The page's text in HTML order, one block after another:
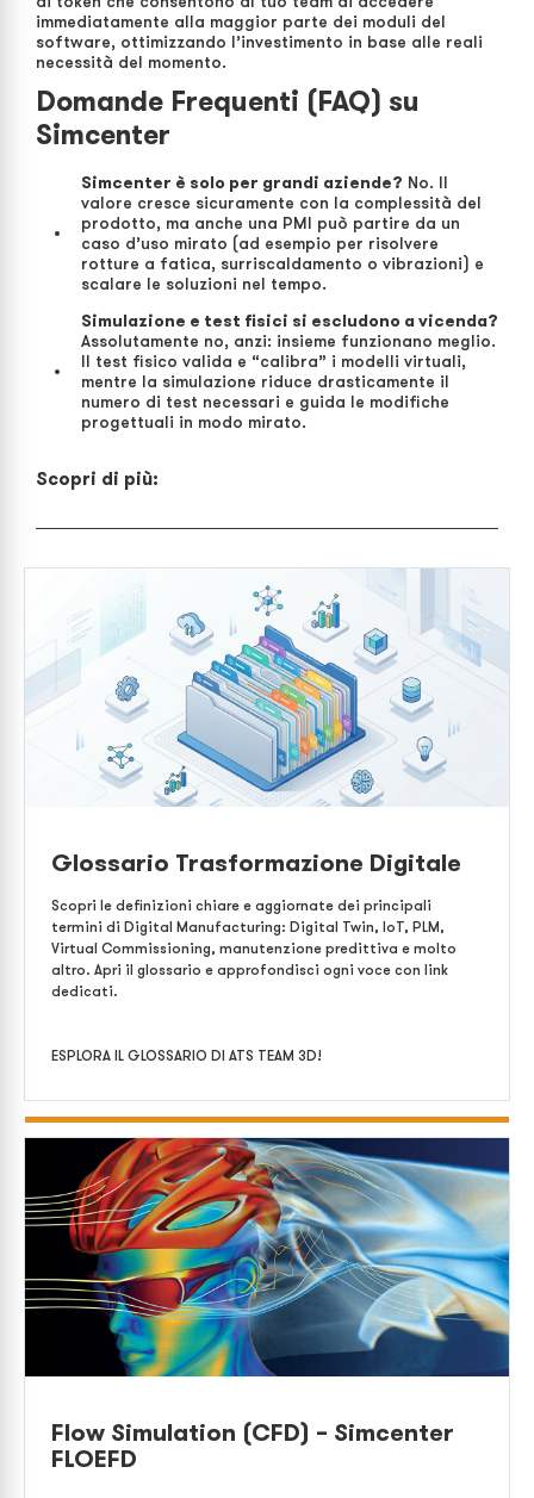
immediatamente alla maggior parte dei moduli del
software, ottimizzando l’investimento in base alle reali
necessità del momento.
Domande Frequenti (FAQ) su
Simcenter
Simcenter è solo per grandi aziende? No. Il
valore cresce sicuramente con la complessità del
prodotto, ma anche una PMI può partire da un
caso d’uso mirato (ad esempio per risolvere
rotture a fatica, surriscaldamento o vibrazioni) e
scalare le soluzioni nel tempo.
Simulazione e test fisici si escludono a vicenda?
Assolutamente no, anzi: insieme funzionano meglio.
Il test fisico valida e “calibra” i modelli virtuali,
mentre la simulazione riduce drasticamente il
numero di test necessari e guida le modifiche
progettuali in modo mirato.
Scopri di più:
Glossario Trasformazione Digitale
Scopri le definizioni chiare e aggiornate dei principali
termini di Digital Manufacturing: Digital Twin, IoT, PLM,
Virtual Commissioning, manutenzione predittiva e molto
altro. Apri il glossario e approfondisci ogni voce con link
dedicati.
ESPLORA IL GLOSSARIO DI ATS TEAM 3D!
Flow Simulation (CFD) – Simcenter
FLOEFD